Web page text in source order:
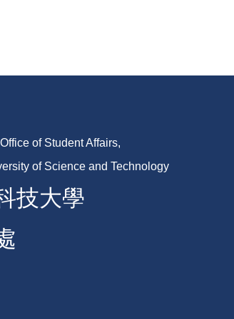
of Student Affairs,
of Science and Technology
技大學